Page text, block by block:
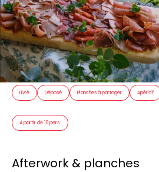
Livré Déposé Planches à partager Apéritif
À partir de 10 pers.
Afterwork & planches